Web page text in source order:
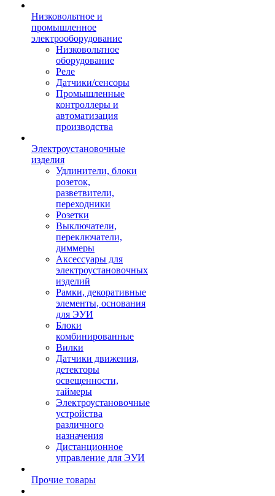
Низковольтное и
промышленное
электрооборудование
Низковольтное
оборудование
Реле
Датчики/сенсоры
Промышленные
контроллеры и
автоматизация
производства
Электроустановочные
изделия
Удлинители, блоки
розеток,
разветвители,
переходники
Розетки
Выключатели,
переключатели,
диммеры
Аксессуары для
электроустановочных
изделий
Рамки, декоративные
элементы, основания
для ЭУИ
Блоки
комбинированные
Вилки
Датчики движения,
детекторы
освещенности,
таймеры
Электроустановочные
устройства
различного
назначения
Дистанционное
управление для ЭУИ
Прочие товары